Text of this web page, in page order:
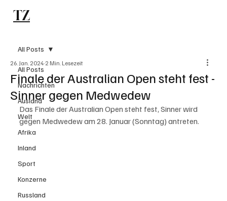
TZ
All Posts
Nachrichten
Ausland
Welt
Afrika
Inland
Sport
Konzerne
Russland
All Posts
Finale der Australian Open steht fest -
Sinner gegen Medwedew
26. Jan. 2024 2 Min. Lesezeit
Das Finale der Australian Open steht fest, Sinner wird
gegen Medwedew am 28. Januar (Sonntag) antreten.